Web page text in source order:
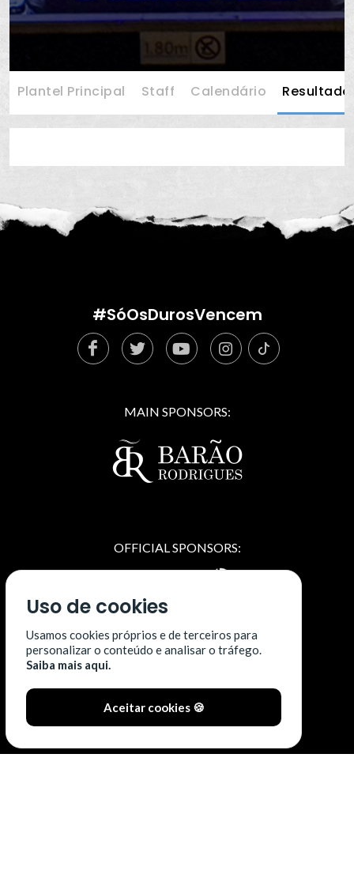
Plantel Principal Staff Calendário
#SóOsDurosVencem
MAIN SPONSORS:
OFFICIAL SPONSORS:
Uso de cookies
Usamos cookies próprios e de terceiros para
personalizar o conteúdo e analisar o tráfego.
Saiba mais aqui.
Aceitar cookies 🍪